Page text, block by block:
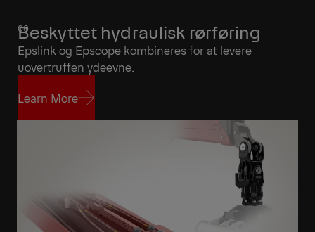
Beskyttet hydraulisk rørføring
Epslink og Epscope kombineres for at levere
uovertruffen ydeevne.
Learn More